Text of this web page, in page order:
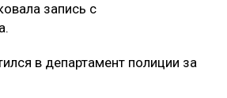
запись с
в департамент полиции за